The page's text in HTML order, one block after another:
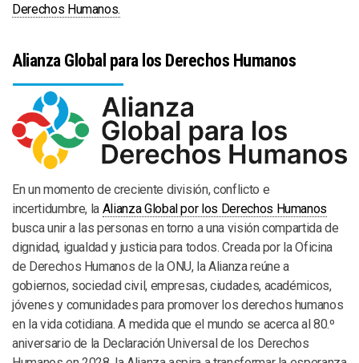
Derechos Humanos.
Alianza Global para los Derechos Humanos
En un momento de creciente división, conflicto e
incertidumbre, la Alianza Global por los Derechos Humanos
busca unir a las personas en torno a una visión compartida de
dignidad, igualdad y justicia para todos. Creada por la Oficina
de Derechos Humanos de la ONU, la Alianza reúne a
gobiernos, sociedad civil, empresas, ciudades, académicos,
jóvenes y comunidades para promover los derechos humanos
en la vida cotidiana. A medida que el mundo se acerca al 80.º
aniversario de la Declaración Universal de los Derechos